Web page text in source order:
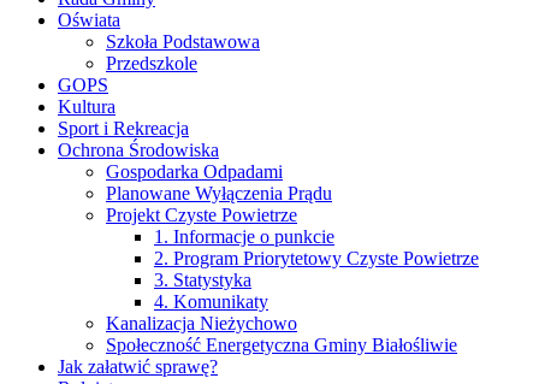
Oświata
Szkoła Podstawowa
Przedszkole
GOPS
Kultura
Sport i Rekreacja
Ochrona Środowiska
Gospodarka Odpadami
Planowane Wyłączenia Prądu
Projekt Czyste Powietrze
1. Informacje o punkcie
2. Program Priorytetowy Czyste Powietrze
3. Statystyka
4. Komunikaty
Kanalizacja Nieżychowo
Społeczność Energetyczna Gminy Białośliwie
Jak załatwić sprawę?